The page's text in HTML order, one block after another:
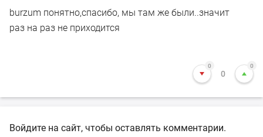
burzum понятно,спасибо, мы там же были..значит
раз на раз не приходится
0
0
0
Войдите на сайт, чтобы оставлять комментарии.